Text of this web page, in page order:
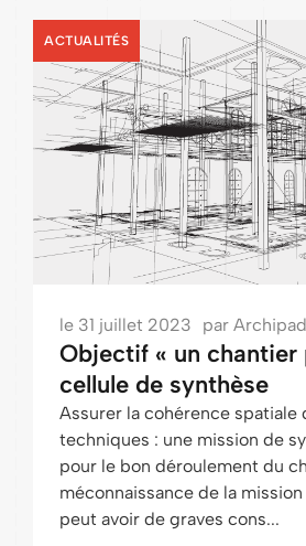
ACTUALITÉS
le 31 juillet 2023 par Archipad
Objectif « un chantier
cellule de synthèse
Assurer la cohérence spatiale
techniques : une mission de
pour le bon déroulement du
méconnaissance de la
peut avoir de graves cons...